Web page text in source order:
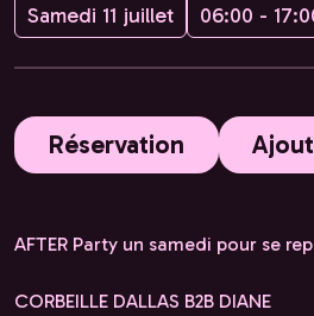
Samedi 11 juillet 06:00 -
Réservation
AFTER Party un samedi pour se
CORBEILLE DALLAS B2B DIANE